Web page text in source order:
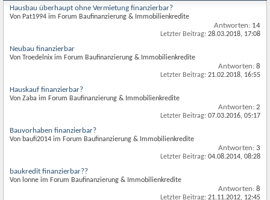
Hausbau überhaupt ohne Vermietung finanzierbar?
Von Pat1994 im Forum Baufinanzierung & Immobilienkredite
Antworten: 14
Letzter Beitrag: 28.03.2018, 17:08
Neubau finanzierbar
Von Troedelnix im Forum Baufinanzierung & Immobilienkredite
Antworten: 8
Letzter Beitrag: 21.02.2018, 16:55
Hauskauf finanzierbar?
Von Zaba im Forum Baufinanzierung & Immobilienkredite
Antworten: 2
Letzter Beitrag: 07.03.2016, 05:17
Bauvorhaben finanzierbar?
Von baufi2014 im Forum Baufinanzierung & Immobilienkredite
Antworten: 3
Letzter Beitrag: 04.08.2014, 08:28
baukredit finanzierbar??
Von lonne im Forum Baufinanzierung & Immobilienkredite
Antworten: 8
Letzter Beitrag: 21.11.2012, 12:45